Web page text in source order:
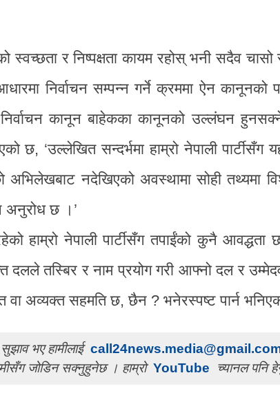
स्वच्छता र निष्पक्षता कायम रहोस् भनी सदैव
निर्वाचन सम्पन्न गर्ने क्रममा ऐन कानूनको
निर्वाचन कानून बाहेकका कानूनको उल्लंघन
‘उल्लेखित सन्दर्भमा हाम्रो नेपाली पार्टीसँग
नदेखिएको अवस्थामा सोही तथ्यमा
अनुरोध छ ।’
हाम्रो नेपाली पार्टीसँग तपाईंको कुनै
दलले तस्बिर र नाम प्रयोग गरी आफ्नो दल र
वा अव्यक्त सहमति छ, छैन ? भनेरस्पष्ट पार्न
भए हामीलाई
जोडिन सक्नुहुनेछ । हाम्रो YouTube च्यानल पनि